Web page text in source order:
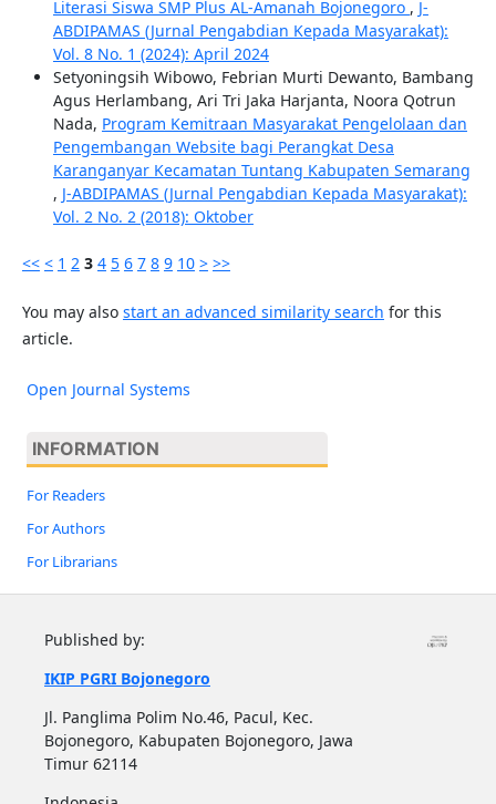
Literasi Siswa SMP Plus AL-Amanah Bojonegoro , J-
ABDIPAMAS (Jurnal Pengabdian Kepada Masyarakat):
Vol. 8 No. 1 (2024): April 2024
Setyoningsih Wibowo, Febrian Murti Dewanto, Bambang
Agus Herlambang, Ari Tri Jaka Harjanta, Noora Qotrun
Nada, Program Kemitraan Masyarakat Pengelolaan dan
Pengembangan Website bagi Perangkat Desa
Karanganyar Kecamatan Tuntang Kabupaten Semarang
, J-ABDIPAMAS (Jurnal Pengabdian Kepada Masyarakat):
Vol. 2 No. 2 (2018): Oktober
<< < 1 2 3 4 5 6 7 8 9 10 > >>
You may also start an advanced similarity search for this
article.
Open Journal Systems
INFORMATION
For Readers
For Authors
For Librarians
Published by:
IKIP PGRI Bojonegoro
Jl. Panglima Polim No.46, Pacul, Kec.
Bojonegoro, Kabupaten Bojonegoro, Jawa
Timur 62114